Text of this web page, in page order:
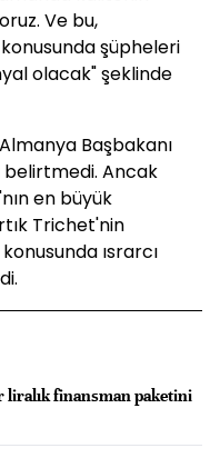
Ve bu,
şüpheleri
olacak" şeklinde
Başbakanı
Ancak
en büyük
Trichet'nin
ısrarcı
liralık finansman paketini